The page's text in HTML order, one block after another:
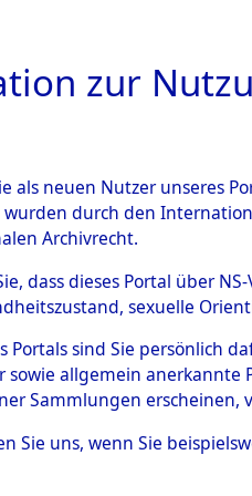
HOME
zur
als neuen Nutzer unseres
wurden durch den
Archivrecht.
dass dieses Portal über
sexuelle
Portals sind Sie persönlich
sowie allgemein anerkannte
Sammlungen erscheinen,
Sie uns, wenn Sie